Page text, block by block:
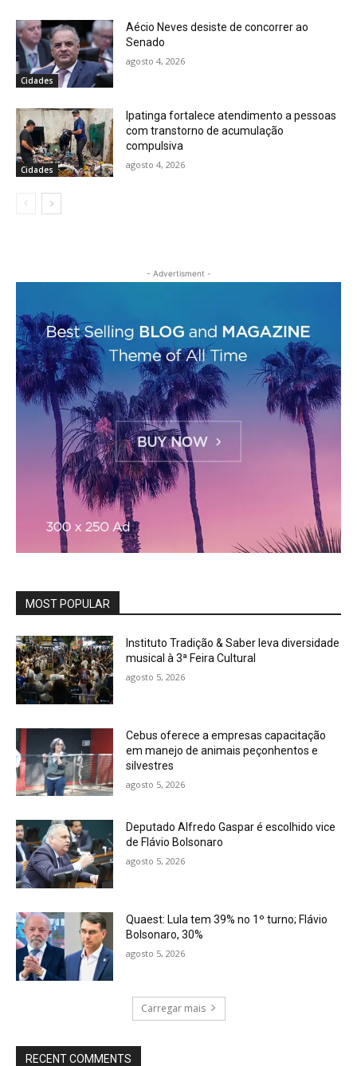
Cidades
Aécio Neves desiste de concorrer ao
Senado
agosto 4, 2026
Cidades
Ipatinga fortalece atendimento a pessoas
com transtorno de acumulação
compulsiva
agosto 4, 2026
- Advertisment -
MOST POPULAR
Instituto Tradição & Saber leva diversidade
musical à 3ª Feira Cultural
agosto 5, 2026
Cebus oferece a empresas capacitação
em manejo de animais peçonhentos e
silvestres
agosto 5, 2026
Deputado Alfredo Gaspar é escolhido vice
de Flávio Bolsonaro
agosto 5, 2026
Quaest: Lula tem 39% no 1º turno; Flávio
Bolsonaro, 30%
agosto 5, 2026
Carregar mais
RECENT COMMENTS